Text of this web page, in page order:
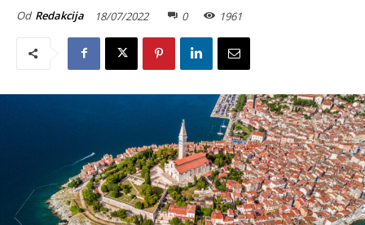
Od Redakcija 18/07/2022 0 1961